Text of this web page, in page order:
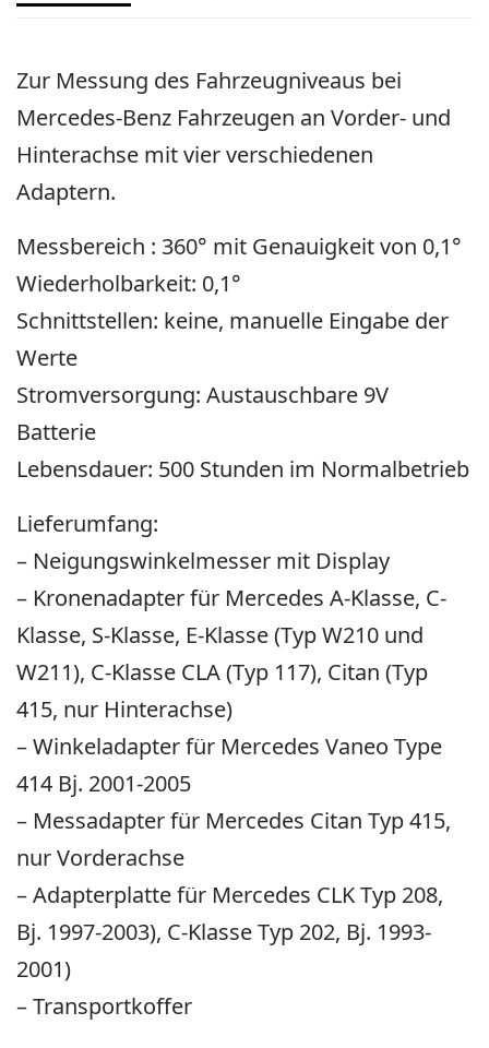
Zur Messung des Fahrzeugniveaus bei
Mercedes-Benz Fahrzeugen an Vorder- und
Hinterachse mit vier verschiedenen
Adaptern.
Messbereich : 360° mit Genauigkeit von 0,1°
Wiederholbarkeit: 0,1°
Schnittstellen: keine, manuelle Eingabe der
Werte
Stromversorgung: Austauschbare 9V
Batterie
Lebensdauer: 500 Stunden im Normalbetrieb
Lieferumfang:
– Neigungswinkelmesser mit Display
– Kronenadapter für Mercedes A-Klasse, C-
Klasse, S-Klasse, E-Klasse (Typ W210 und
W211), C-Klasse CLA (Typ 117), Citan (Typ
415, nur Hinterachse)
– Winkeladapter für Mercedes Vaneo Type
414 Bj. 2001-2005
– Messadapter für Mercedes Citan Typ 415,
nur Vorderachse
– Adapterplatte für Mercedes CLK Typ 208,
Bj. 1997-2003), C-Klasse Typ 202, Bj. 1993-
2001)
– Transportkoffer